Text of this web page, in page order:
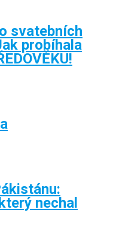
svatebních
probíhala
nechal